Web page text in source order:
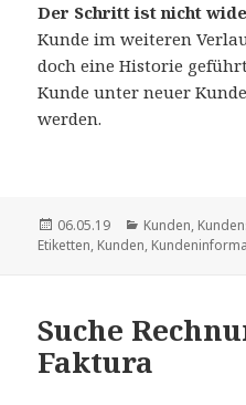
Der Schritt ist nicht
Kunde im weiteren
doch eine Historie
Kunde unter neuer
werden.
Veröffentlicht
am
06.05.19 Kategorien
Kunden,
Etiketten, Kunden,
Suche
Faktura